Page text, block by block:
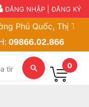
ĐĂNG NHẬP |ĐĂNG KÝ
Quốc, Thị Trấn
09866.02.866
0